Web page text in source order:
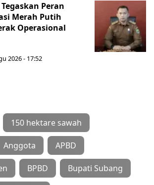
Peran
Merah Putih
Operasional
2026 - 17:52
150 hektare sawah
Anggota APBD
BPBD Bupati Subang